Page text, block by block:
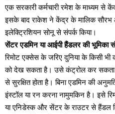
एक सरकारी कर्मचारी रमेश के माध्यम से
इसके बाद राकेश ने केंद्र के मालिक
इलेक्ट्रिशियन सोनू से संपर्क किया।
सेंटर एडमिन या आईपी हैंडलर की भूमिका
रिमोट एक्सेस के जरिए दुनिया के किसी
को देख सकता है। उसे कंट्रोल कर सकता
से सुरक्षित होता है। बिना एडमिन की
इंस्टॉल या रन करना नामुमकिन है। इसे
या एनिडेस्क और सेंटर के राउटर से हैंडल